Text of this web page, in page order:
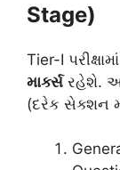
Stage)
Tier-I
માર્ક્સરહેશે. આ
(દરેક સેક્શન